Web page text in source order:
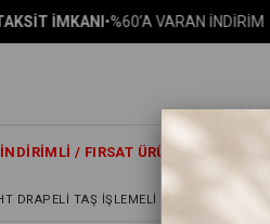
•%60’A VARAN İNDİRİM 1000 TL
İNDIRIMLI / FIRSAT ÜRÜNLERI
DRAPELI TAŞ İŞLEMELI TÜL ABIYE ELBISE